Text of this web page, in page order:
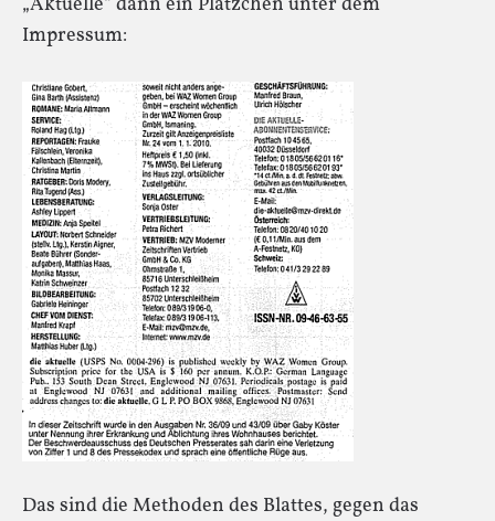
Impressum:
Das sind die Methoden des Blattes, gegen das